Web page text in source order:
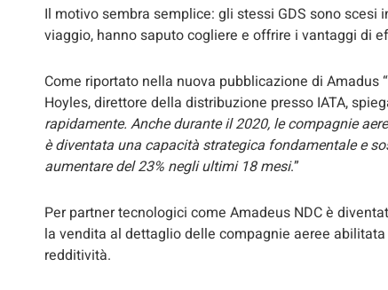
Il motivo sembra semplice: gli stessi GDS sono
viaggio, hanno saputo cogliere e offrire i vantaggi di
Come riportato nella nuova pubblicazione di Amadus “
Hoyles, direttore della distribuzione presso IATA,
rapidamente. Anche durante il 2020, le compagnie
è diventata una capacità strategica fondamentale e
aumentare del 23% negli ultimi 18 mesi.”
Per partner tecnologici come Amadeus NDC è
la vendita al dettaglio delle compagnie aeree
redditività.